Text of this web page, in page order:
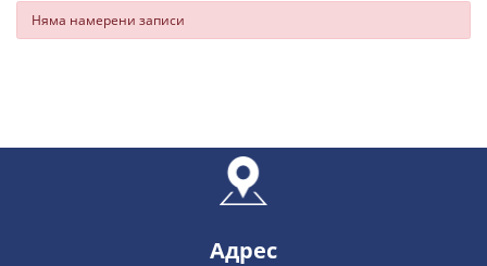
Няма намерени записи
Адрес